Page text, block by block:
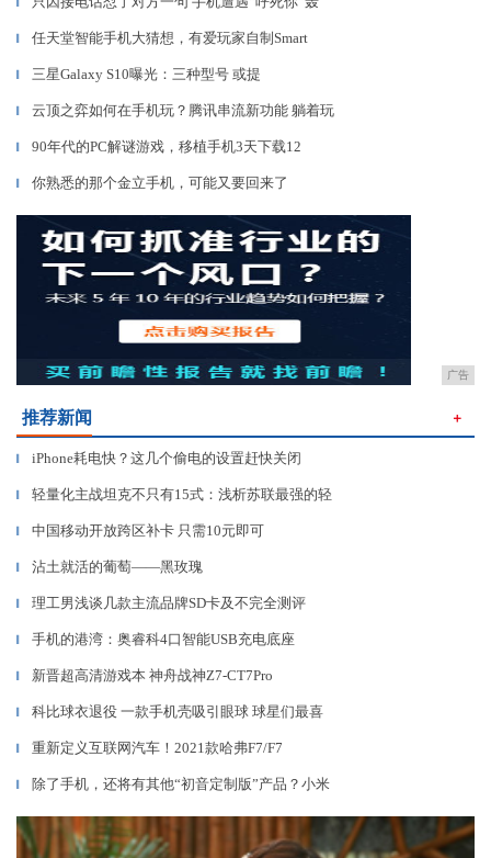
▎
▎ 任天堂智能手机大猜想，有爱玩家自制Smart
▎ 三星Galaxy S10曝光：三种型号 或提
▎ 云顶之弈如何在手机玩？腾讯串流新功能 躺着玩
▎ 90年代的PC解谜游戏，移植手机3天下载12
▎ 你熟悉的那个金立手机，可能又要回来了
广告
推荐新闻 ＋
▎ iPhone耗电快？这几个偷电的设置赶快关闭
▎ 轻量化主战坦克不只有15式：浅析苏联最强的轻
▎ 中国移动开放跨区补卡 只需10元即可
▎ 沾土就活的葡萄——黑玫瑰
▎ 理工男浅谈几款主流品牌SD卡及不完全测评
▎ 手机的港湾：奥睿科4口智能USB充电底座
▎ 新晋超高清游戏本 神舟战神Z7-CT7Pro
▎ 科比球衣退役 一款手机壳吸引眼球 球星们最喜
▎ 重新定义互联网汽车！2021款哈弗F7/F7
▎ 除了手机，还将有其他“初音定制版”产品？小米